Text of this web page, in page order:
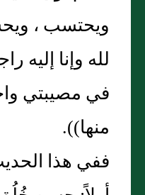
ويحتسب ،
لله وإنا إليه
في مصيبتي
منها)).
ففي هذا